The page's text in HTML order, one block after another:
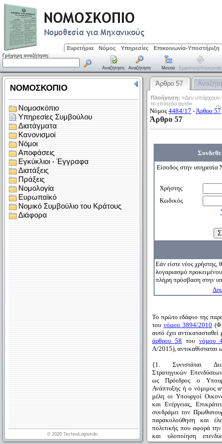
Ευρετήρια Νόμος Υπηρεσίες Επικοινωνία-Υποστήριξη
Γρήγορη αναζήτηση:
Αναζήτηση Αναζήτηση Μενού Εμφάνιση/απόκρυψη
Άρθρο 57